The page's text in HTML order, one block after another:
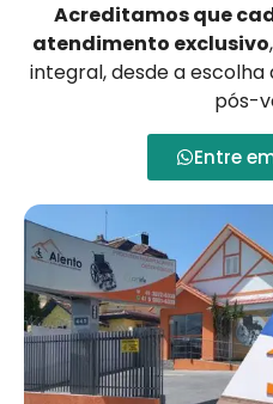
Acreditamos que
atendimento exclusivo
integral, desde a
pós-
Entre